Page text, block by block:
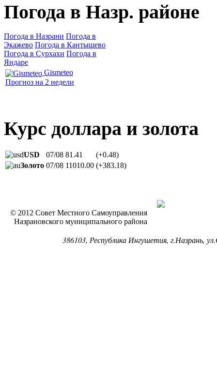
Погода в Назр. районе
Погода в Назрани Погода в
Экажево Погода в Кантышево
Погода в Сурхахи Погода в
Яндаре
Gismeteo
Прогноз на 2 недели
Курс доллара и золота
USD 07/08 81.41
(+0.48)
Золото 07/08 11010.00 (+383.18)
© 2012 Совет Местного Самоуправления
Назрановского муниципального района
386103, Республика Ингушетия, г.Назрань,